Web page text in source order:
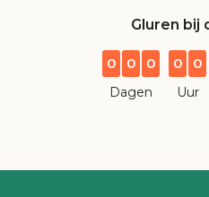
Gluren bij
0 0 0
Dagen
0 0
Uur